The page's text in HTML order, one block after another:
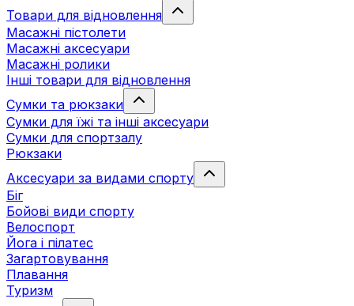
Товари для відновлення
Масажні пістолети
Масажні аксесуари
Масажні ролики
Інші товари для відновлення
Сумки та рюкзаки
Сумки для їжі та інші аксесуари
Сумки для спортзалу
Рюкзаки
Аксесуари за видами спорту
Біг
Бойові види спорту
Велоспорт
Йога і пілатес
Загартовування
Плавання
Туризм